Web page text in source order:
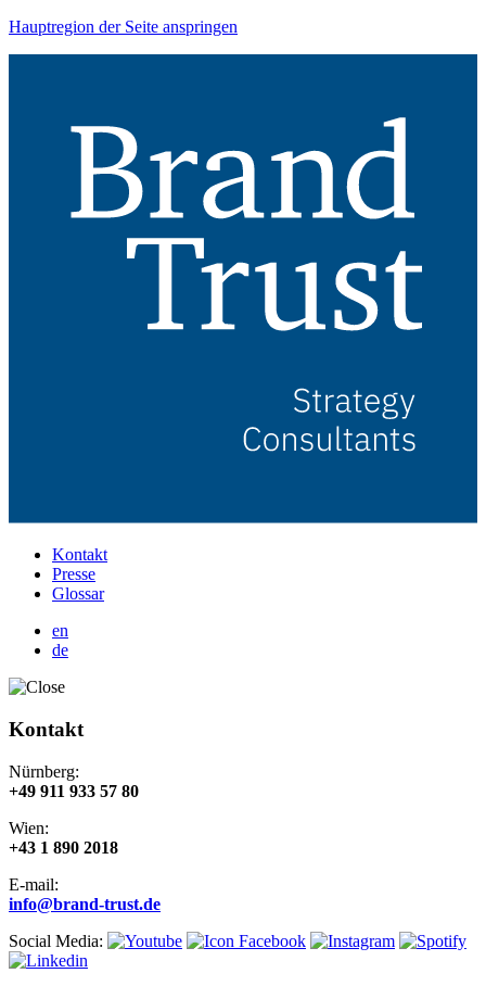
Hauptregion der Seite anspringen
Kontakt
Presse
Glossar
en
de
Kontakt
Nürnberg:
+49 911 933 57 80
Wien:
+43 1 890 2018
E-mail:
info@brand-trust.de
Social Media: